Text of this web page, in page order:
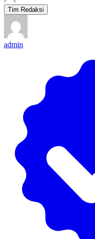
Tim Redaksi
admin